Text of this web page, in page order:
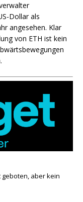
Dollar als
angesehen. Klar
von ETH ist kein
geboten, aber kein